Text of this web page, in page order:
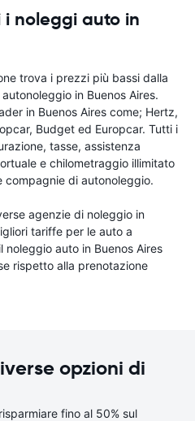
noleggi auto in
trova i prezzi più bassi dalla
in Buenos Aires.
in Buenos Aires come; Hertz,
Budget ed Europcar. Tutti i
tasse, assistenza
e chilometraggio illimitato
compagnie di autonoleggio.
agenzie di noleggio in
tariffe per le auto a
auto in Buenos Aires
rispetto alla prenotazione
opzioni di
fino al 50% sul